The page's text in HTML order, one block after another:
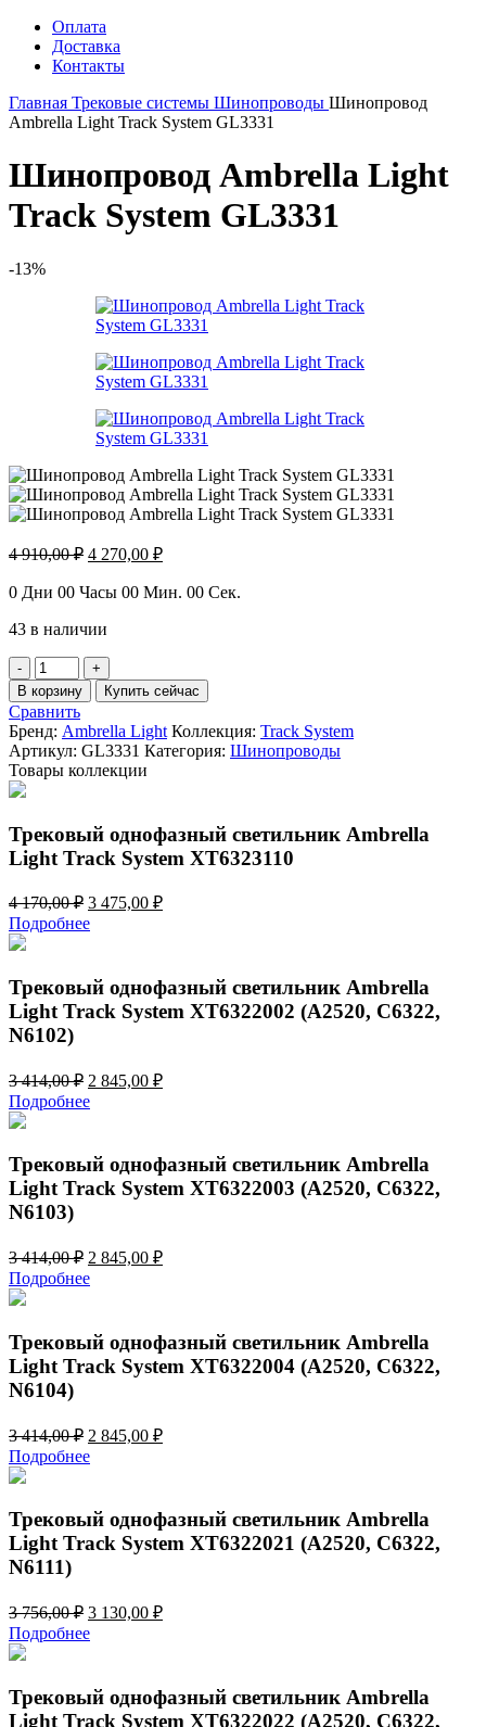
Оплата
Доставка
Контакты
Главная Трековые системы Шинопроводы Шинопровод
Ambrella Light Track System GL3331
Шинопровод Ambrella Light
Track System GL3331
-13%
4 910,00₽ Первоначальная
составляла
910,00 ₽.
4 270,00 ₽Текущая
4
0 Дни 00 Часы 00 Мин. 00 Сек.
43 в наличии
Количество
товара
Шинопровод
Ambrella
Light
Track
System
В корзину Купить сейчас
Сравнить
Бренд: Ambrella Light Коллекция: Track System
Артикул: GL3331 Категория: Шинопроводы
Товары коллекции
Трековый однофазный светильник Ambrella
Light Track System XT6323110
4 170,00₽ Первоначальная
цена
составляла
170,00 ₽.
3 475,00 ₽Текущая
Подробнее
Трековый однофазный светильник Ambrella
Light Track System XT6322002 (A2520, C6322,
N6102)
3 414,00₽ Первоначальная
цена
составляла
414,00 ₽.
2 845,00 ₽Текущая
Подробнее
Трековый однофазный светильник Ambrella
Light Track System XT6322003 (A2520, C6322,
N6103)
3 414,00₽ Первоначальная
цена
составляла
414,00 ₽.
2 845,00 ₽Текущая
Подробнее
Трековый однофазный светильник Ambrella
Light Track System XT6322004 (A2520, C6322,
N6104)
3 414,00₽ Первоначальная
цена
составляла
414,00 ₽.
2 845,00 ₽Текущая
Подробнее
Трековый однофазный светильник Ambrella
Light Track System XT6322021 (A2520, C6322,
N6111)
3 756,00₽ Первоначальная
цена
составляла
756,00 ₽.
3 130,00 ₽Текущая
Подробнее
Трековый однофазный светильник Ambrella
Light Track System XT6322022 (A2520, C6322,